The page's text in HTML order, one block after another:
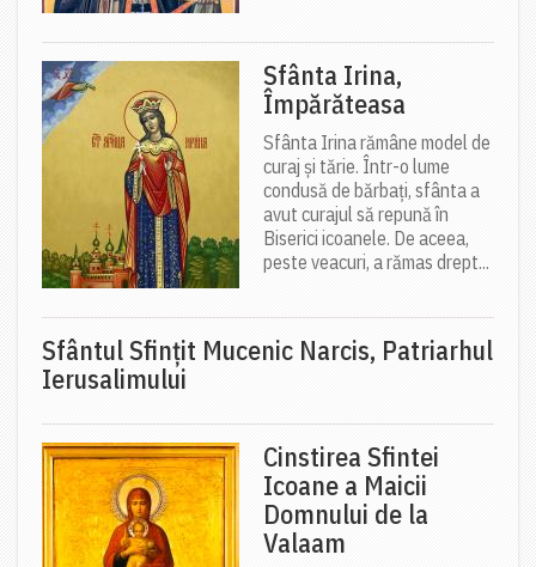
Sfânta Irina,
Împărăteasa
Sfânta Irina rămâne model de
curaj și tărie. Într-o lume
condusă de bărbați, sfânta a
avut curajul să repună în
Biserici icoanele. De aceea,
peste veacuri, a rămas drept...
Sfântul Sfinţit Mucenic Narcis, Patriarhul
Ierusalimului
Cinstirea Sfintei
Icoane a Maicii
Domnului de la
Valaam